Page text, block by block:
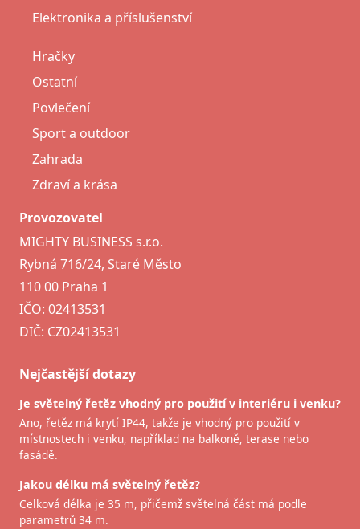
Elektronika a příslušenství
Hračky
Ostatní
Povlečení
Sport a outdoor
Zahrada
Zdraví a krása
Provozovatel
MIGHTY BUSINESS s.r.o.
Rybná 716/24, Staré Město
110 00 Praha 1
IČO: 02413531
DIČ: CZ02413531
Nejčastější dotazy
Je světelný řetěz vhodný pro použití v interiéru i venku?
Ano, řetěz má krytí IP44, takže je vhodný pro použití v
místnostech i venku, například na balkoně, terase nebo
fasádě.
Jakou délku má světelný řetěz?
Celková délka je 35 m, přičemž světelná část má podle
parametrů 34 m.